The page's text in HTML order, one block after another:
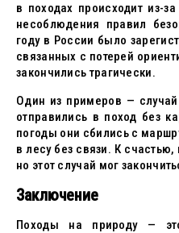
в походах происходит из-
несоблюдения правил
году в России было
связанных с потерей
закончились трагически.
Один из примеров — случай
отправились в поход без
погоды они сбились с
в лесу без связи. К
но этот случай мог
Заключение
Походы на природу —